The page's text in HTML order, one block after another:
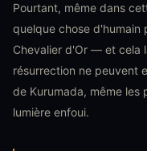
Pourtant, même dans
quelque chose d'humain
Chevalier d'Or — et cela
résurrection ne peuvent
de Kurumada, même les
lumière enfoui.